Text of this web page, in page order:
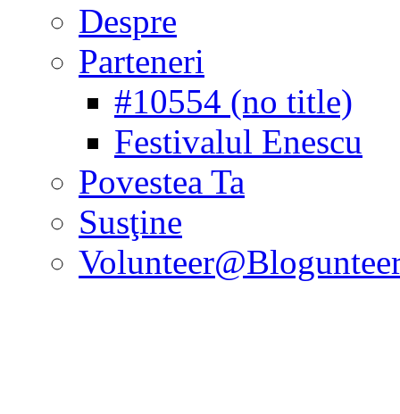
Despre
Parteneri
#10554 (no title)
Festivalul Enescu
Povestea Ta
Susţine